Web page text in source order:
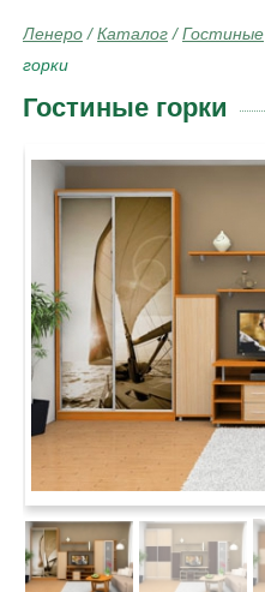
Ленеро /Каталог /Гостиные
горки
Гостиные горки